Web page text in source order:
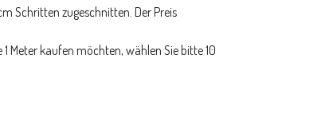
Schritten zugeschnitten. Der Preis
Meter kaufen möchten, wählen Sie bitte 10